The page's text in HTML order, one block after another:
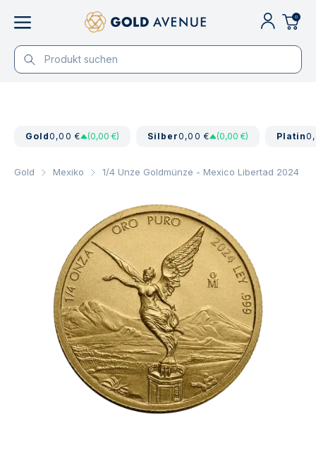
0
Gold0,00 € (0,00 €) Silber0,00 € (0,00 €) Platin
Gold Mexiko 1/4 Unze Goldmünze - Mexico Libertad 2024